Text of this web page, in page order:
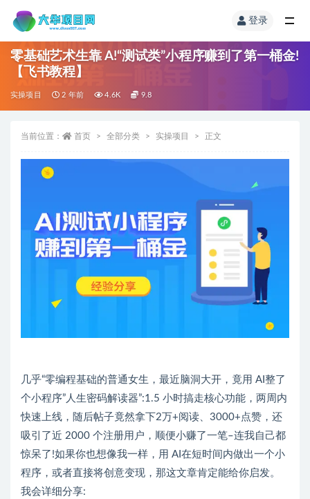
登录
零基础艺术生靠 A!“测试类”小程序赚到了第一桶金!
【飞书教程】
实操项目 2 年前 4.6K 9.8
当前位置： 首页 全部分类 实操项目 正文
几乎“零编程基础的普通女生，最近脑洞大开，竟用 AI整了
个小程序”人生密码解读器”:1.5 小时搞走核心功能，两周内
快速上线，随后帖子竟然拿下2万+阅读、3000+点赞，还
吸引了近 2000 个注册用户，顺便小赚了一笔–连我自己都
惊呆了!如果你也想像我一样，用 AI在短时间内做出一个小
程序，或者直接将创意变现，那这文章肯定能给你启发。
我会详细分享: